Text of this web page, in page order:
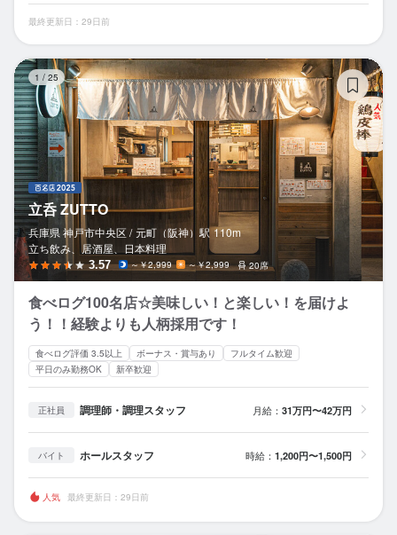
最終更新日：29日前
1 / 25
立呑 ZUTTO
兵庫県 神戸市中央区 / 元町（阪神） 駅 110m
立ち飲み、居酒屋、日本料理
3.57 ～￥2,999 ～￥2,999 20席
食べログ100名店☆美味しい！と楽しい！を届けよ
う！！経験よりも人柄採用です！
食べログ評価 3.5以上 ボーナス・賞与あり
フルタイム歓迎
平日のみ勤務OK
新卒歓迎
正社員 調理師・調理スタッフ 月給： 31万円〜42万円
バイト ホールスタッフ 時給： 1,200円〜1,500円
人気 最終更新日：29日前